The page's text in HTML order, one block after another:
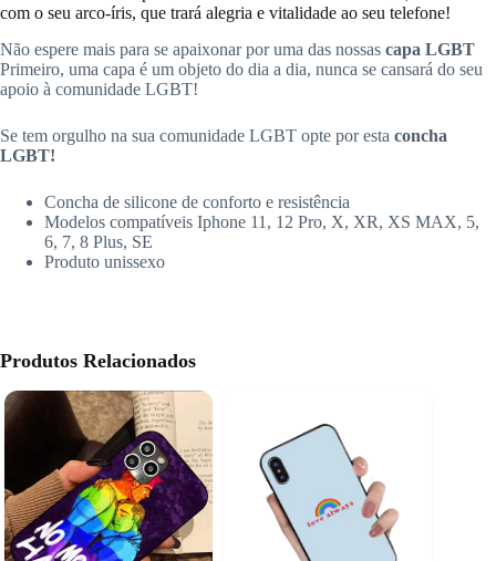
com o seu arco-íris, que trará alegria e vitalidade ao seu telefone!
Não espere mais para se apaixonar por uma das nossas capa LGBT
Primeiro, uma capa é um objeto do dia a dia, nunca se cansará do seu
apoio à comunidade LGBT!
Se tem orgulho na sua comunidade LGBT opte por esta concha
LGBT!
Concha de silicone de conforto e resistência
Modelos compatíveis Iphone 11, 12 Pro, X, XR, XS MAX, 5,
6, 7, 8 Plus, SE
Produto unissexo
Produtos Relacionados